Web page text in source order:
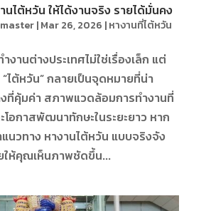
นไต้หวัน ให้ได้งานจริง รายได้มั่นคง
|Mar 26, 2026 |หางานที่ไต้หวัน
งานต่างประเทศไม่ใช่เรื่องเล็ก แต่
ไต้หวัน” กลายเป็นจุดหมายที่น่า
ที่คุ้มค่า สภาพแวดล้อมการทำงานที่
โอกาสพัฒนาทักษะในระยะยาว หาก
นวทาง หางานไต้หวัน แบบจริงจัง
ให้คุณเห็นภาพชัดขึ้น...